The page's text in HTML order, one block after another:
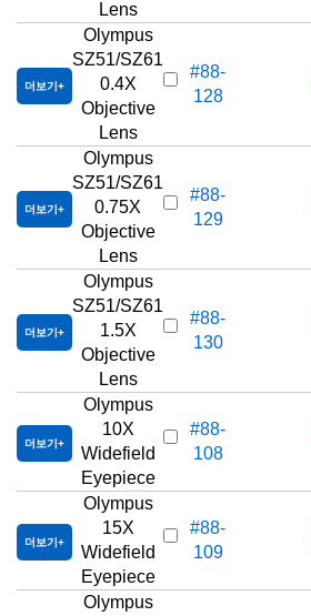
Lens
더보기
Olympus
SZ51/SZ61
0.4X
Objective
Lens
#88-
128
더보기
Olympus
SZ51/SZ61
0.75X
Objective
Lens
#88-
129
더보기
Olympus
SZ51/SZ61
1.5X
Objective
Lens
#88-
130
더보기
Olympus
10X
Widefield
Eyepiece
#88-
108
더보기
Olympus
15X
Widefield
Eyepiece
#88-
109
Olympus